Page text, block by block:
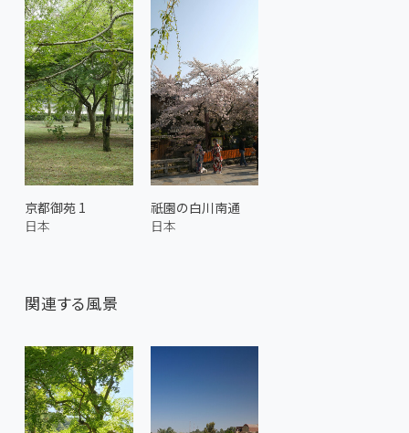
京都御苑 1
日本
祇園の白川南通
日本
関連する風景